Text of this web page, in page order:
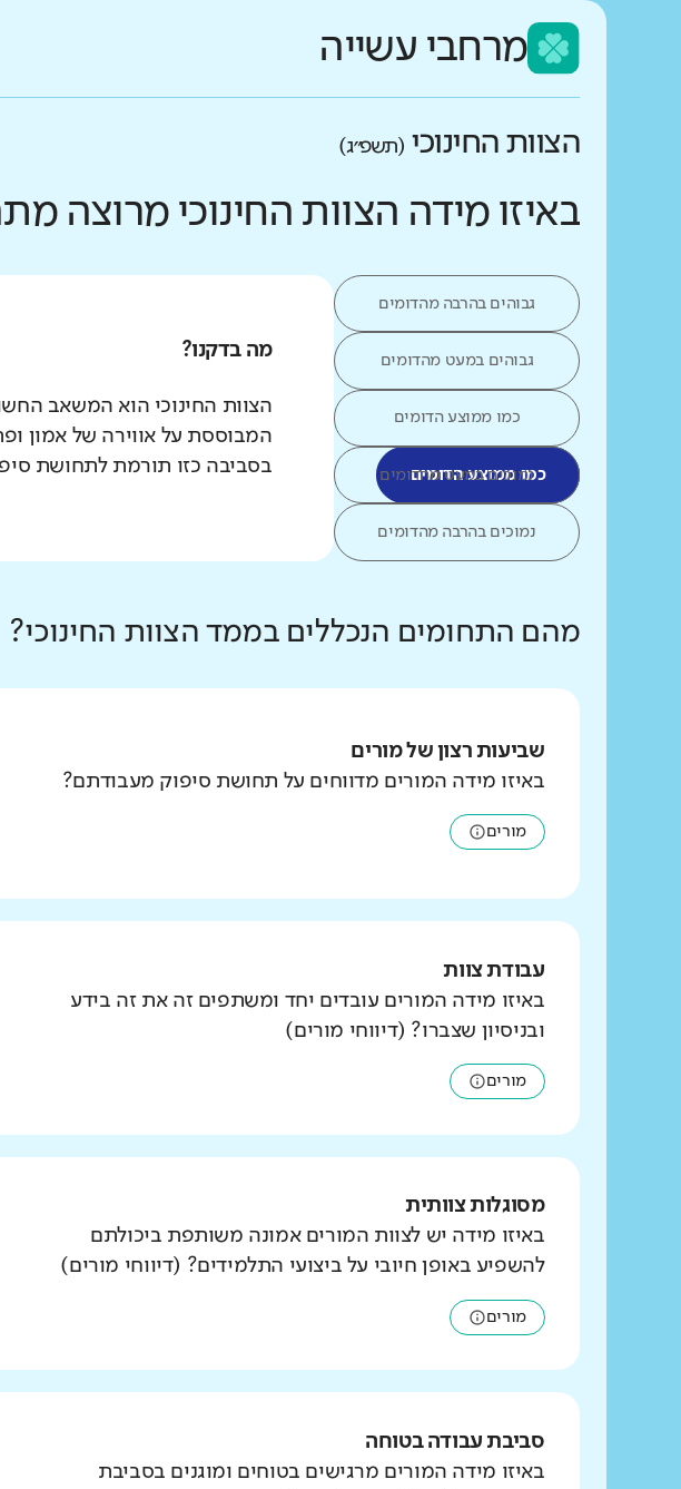
מרחבי עשייה
הצוות החינוכי (תשפ״ג)
באיזו מידה הצוות החינוכי מרוצה
גבוהים בהרבה מהדומים
גבוהים במעט מהדומים
כמו ממוצע הדומים
כמו ממוצע הדומים
נמוכים במעט מהדומים
נמוכים בהרבה מהדומים
מה בדקנו?
הצוות החינוכי הוא המשאב
המבוססת על אווירה של אמון
בסביבה כזו תורמת לתחושת
מהם התחומים הנכללים בממד הצוות החינוכי?
שביעות רצון של מורים
באיזו מידה המורים מדווחים על תחושת סיפוק מעבודתם?
מורים
עבודת צוות
באיזו מידה המורים עובדים יחד ומשתפים זה את זה בידע
ובניסיון שצברו? (דיווחי מורים)
מורים
מסוגלות צוותית
באיזו מידה יש לצוות המורים אמונה משותפת ביכולתם
להשפיע באופן חיובי על ביצועי התלמידים? (דיווחי מורים)
מורים
סביבת עבודה בטוחה
באיזו מידה המורים מרגישים בטוחים ומוגנים בסביבת